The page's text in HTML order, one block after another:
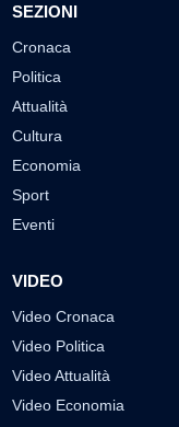
SEZIONI
Cronaca
Politica
Attualità
Cultura
Economia
Sport
Eventi
VIDEO
Video Cronaca
Video Politica
Video Attualità
Video Economia